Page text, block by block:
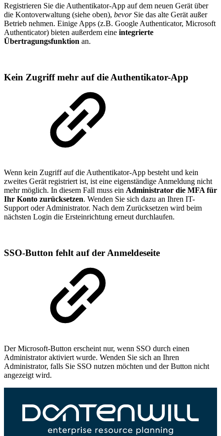
Registrieren Sie die Authentikator-App auf dem neuen Gerät über
die Kontoverwaltung (siehe oben), bevorSie das alte Gerät außer
Betrieb nehmen. Einige Apps (z.B. Google Authenticator, Microsoft
Authenticator) bieten außerdem eine integrierte
Übertragungsfunktion an.
Kein Zugriff mehr auf die Authentikator-App
Wenn kein Zugriff auf die Authentikator-App besteht und kein
zweites Gerät registriert ist, ist eine eigenständige Anmeldung nicht
mehr möglich. In diesem Fall muss ein Administrator die MFA für
Ihr Konto zurücksetzen. Wenden Sie sich dazu an Ihren IT-
Support oder Administrator. Nach dem Zurücksetzen wird beim
nächsten Login die Ersteinrichtung erneut durchlaufen.
SSO-Button fehlt auf der Anmeldeseite
Der Microsoft-Button erscheint nur, wenn SSO durch einen
Administrator aktiviert wurde. Wenden Sie sich an Ihren
Administrator, falls Sie SSO nutzen möchten und der Button nicht
angezeigt wird.